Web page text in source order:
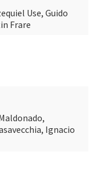
Use, Guido
Frare
Ignacio